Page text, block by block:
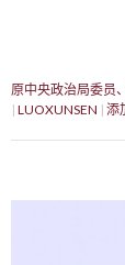
原中央政治局委员
LUOXUNSEN 添